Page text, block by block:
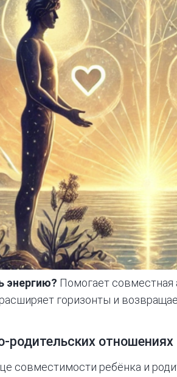
энергию? Помогает совместная
горизонты и
родительских отношениях
совместимости ребёнка и